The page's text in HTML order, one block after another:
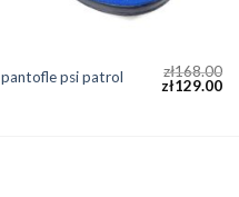
pantofle psi patrol zł168.00
zł129.00